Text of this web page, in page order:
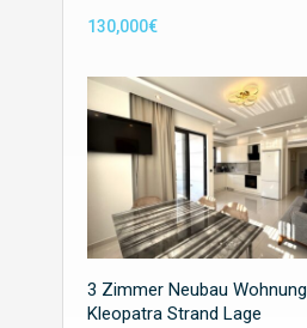
130,000€
3 Zimmer Neubau Wohnung
Kleopatra Strand Lage